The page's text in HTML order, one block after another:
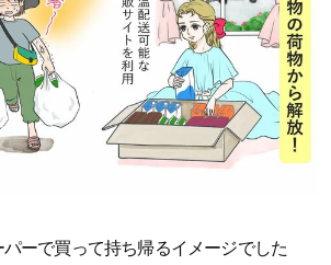
ーで買って持ち帰るイメージでした